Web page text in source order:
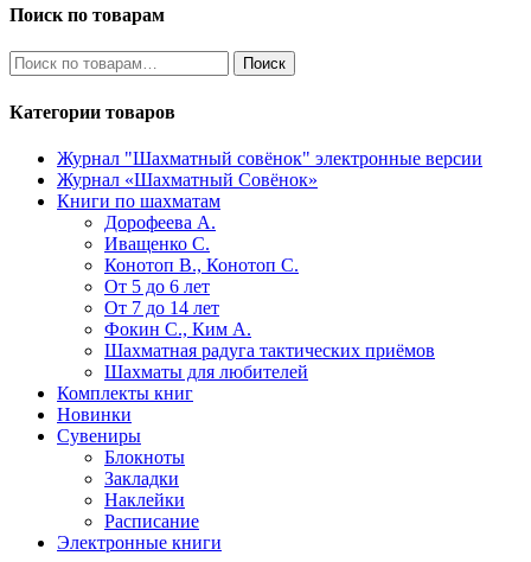
Поиск по товарам
Искать: Поиск
Категории товаров
Журнал "Шахматный совёнок" электронные версии
Журнал «Шахматный Совёнок»
Книги по шахматам
Дорофеева А.
Иващенко С.
Конотоп В., Конотоп С.
От 5 до 6 лет
От 7 до 14 лет
Фокин С., Ким А.
Шахматная радуга тактических приёмов
Шахматы для любителей
Комплекты книг
Новинки
Сувениры
Блокноты
Закладки
Наклейки
Расписание
Электронные книги